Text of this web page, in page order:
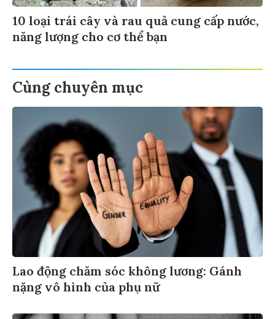
10 loại trái cây và rau quả cung cấp nước,
năng lượng cho cơ thể bạn
Cùng chuyên mục
Lao động chăm sóc không lương: Gánh
nặng vô hình của phụ nữ